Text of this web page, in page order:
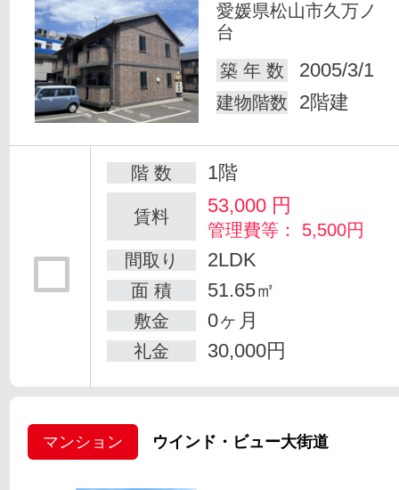
愛媛県松山市久万ノ
台
築 年 数
2005/3/1
建物階数 2階建
階 数 1階
賃料 53,000 円
管理費等： 5,500円
間取り
2LDK
面 積 51.65㎡
敷金 0ヶ月
礼金 30,000円
マンション ウインド・ビュー大街道